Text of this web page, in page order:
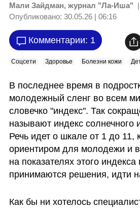
Мали Зайдман, журнал "Ла-Иша" |
Опубликовано: 30.05.26 | 06:16
Комментарии: 1
Соцсети Здоровье Болезни кожи
В последнее время в
молодежный сленг во всем
словечко "индекс". Так
называют индекс солнечного
Речь идет о шкале от 1 до 11,
ориентиром для молодежи и
на показателях этого
принимаются решения, идти
Как бы ни хотелось